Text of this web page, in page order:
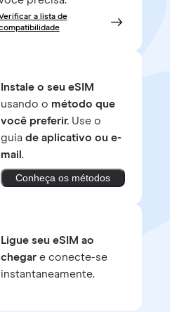
a lista de
Instale o seu eSIM
usando o método que
você preferir.Use o
guia de aplicativo ou e-
mail .
Conheça os métodos
Ligue seu eSIM ao
chegare conecte-se
instantaneamente.